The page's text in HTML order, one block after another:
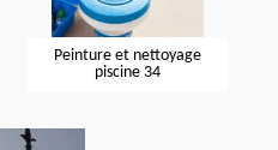
Peinture et nettoyage
piscine 34